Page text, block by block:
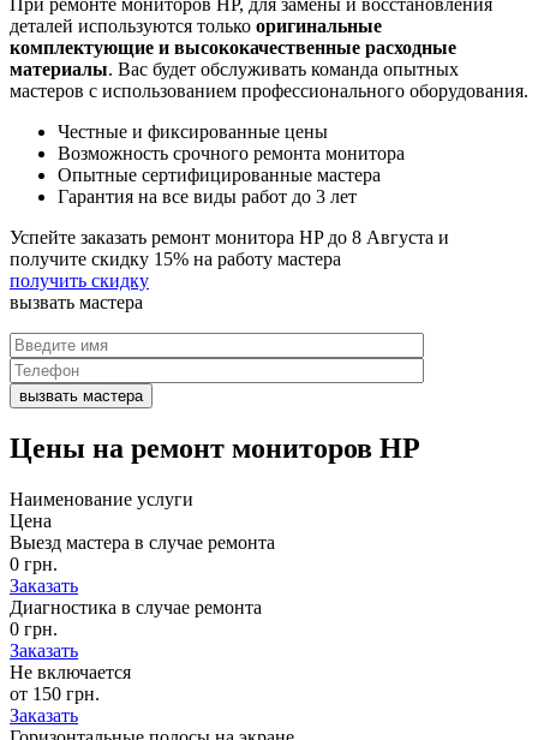
деталей используются только оригинальные
комплектующие и высококачественные расходные
материалы. Вас будет обслуживать команда опытных
мастеров с использованием профессионального оборудования.
Честные и фиксированные цены
Возможность срочного ремонта монитора
Опытные сертифицированные мастера
Гарантия на все виды работ до 3 лет
Успейте заказать ремонт монитора HP до 8 Августа и
получите скидку 15% на работу мастера
получить скидку
вызвать мастера
Цены на ремонт мониторов HP
Наименование услуги
Цена
Выезд мастера в случае ремонта
0 грн.
Заказать
Диагностика в случае ремонта
0 грн.
Заказать
Не включается
от 150 грн.
Заказать